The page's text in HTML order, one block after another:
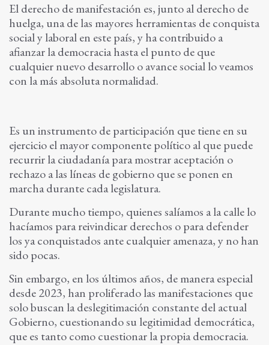
El derecho de manifestación es, junto al derecho de
huelga, una de las mayores herramientas de conquista
social y laboral en este país, y ha contribuido a
afianzar la democracia hasta el punto de que
cualquier nuevo desarrollo o avance social lo veamos
con la más absoluta normalidad.
Es un instrumento de participación que tiene en su
ejercicio el mayor componente político al que puede
recurrir la ciudadanía para mostrar aceptación o
rechazo a las líneas de gobierno que se ponen en
marcha durante cada legislatura.
Durante mucho tiempo, quienes salíamos a la calle lo
hacíamos para reivindicar derechos o para defender
los ya conquistados ante cualquier amenaza, y no han
sido pocas.
Sin embargo, en los últimos años, de manera especial
desde 2023, han proliferado las manifestaciones que
solo buscan la deslegitimación constante del actual
Gobierno, cuestionando su legitimidad democrática,
que es tanto como cuestionar la propia democracia.